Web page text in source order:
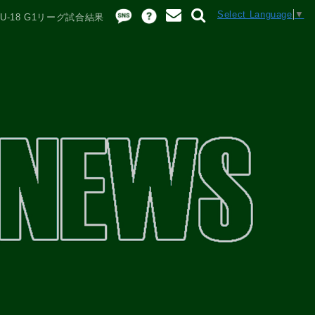
Select Language ▼
18 G1リーグ試合結果